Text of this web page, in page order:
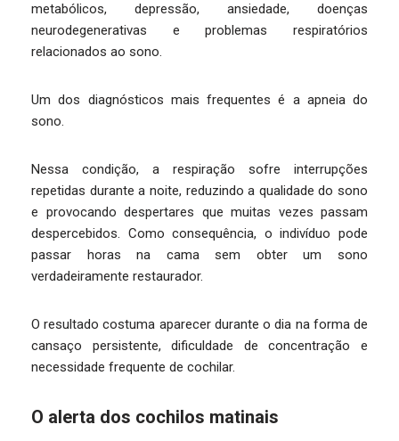
metabólicos, depressão, ansiedade, doenças
neurodegenerativas e problemas respiratórios
relacionados ao sono.
Um dos diagnósticos mais frequentes é a apneia do
sono.
Nessa condição, a respiração sofre interrupções
repetidas durante a noite, reduzindo a qualidade do sono
e provocando despertares que muitas vezes passam
despercebidos. Como consequência, o indivíduo pode
passar horas na cama sem obter um sono
verdadeiramente restaurador.
O resultado costuma aparecer durante o dia na forma de
cansaço persistente, dificuldade de concentração e
necessidade frequente de cochilar.
O alerta dos cochilos matinais